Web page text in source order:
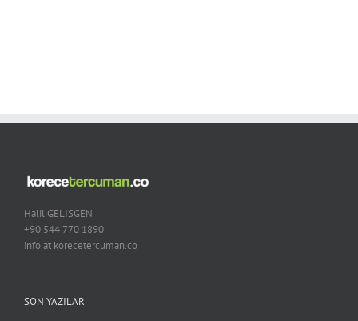
Halil GELISGEN
+90 544 770 1890
info at korecetercuman.co
SON YAZILAR